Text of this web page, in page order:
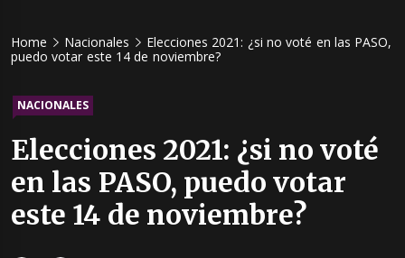
Home Nacionales
Elecciones 2021: ¿si no voté en las PASO,
puedo votar este 14 de noviembre?
NACIONALES
Elecciones 2021: ¿si no voté
en las PASO, puedo votar
este 14 de noviembre?